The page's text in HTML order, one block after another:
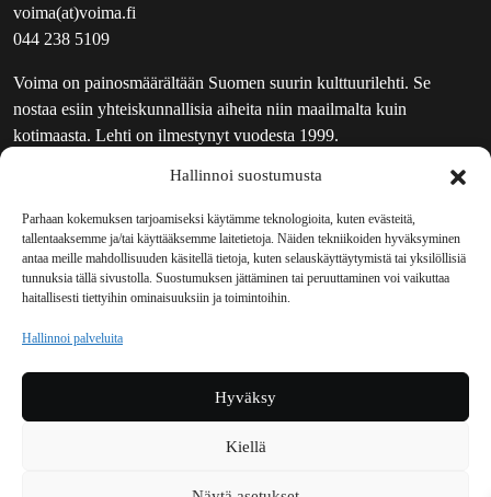
Hallinnoi suostumusta
Parhaan kokemuksen tarjoamiseksi käytämme teknologioita, kuten evästeitä,
tallentaaksemme ja/tai käyttääksemme laitetietoja. Näiden tekniikoiden hyväksyminen
antaa meille mahdollisuuden käsitellä tietoja, kuten selauskäyttäytymistä tai yksilöllisiä
tunnuksia tällä sivustolla. Suostumuksen jättäminen tai peruuttaminen voi vaikuttaa
haitallisesti tiettyihin ominaisuuksiin ja toimintoihin.
Hallinnoi palveluita
Hyväksy
Kiellä
voima(at)voima.fi
044 238 5109
Voima on painosmäärältään Suomen suurin kulttuurilehti. Se
nostaa esiin yhteiskunnallisia aiheita niin maailmalta kuin
kotimaasta. Lehti on ilmestynyt vuodesta 1999.
UUTISKIRJE
MAINOSTAJILLE
VASTAMAINOKSET
JAKELUPAIKAT
REKISTERISELOSTE
TILAUKSEN PERUUTUSPYYNTÖ
TILAUSOHJEET JA -EHDOT